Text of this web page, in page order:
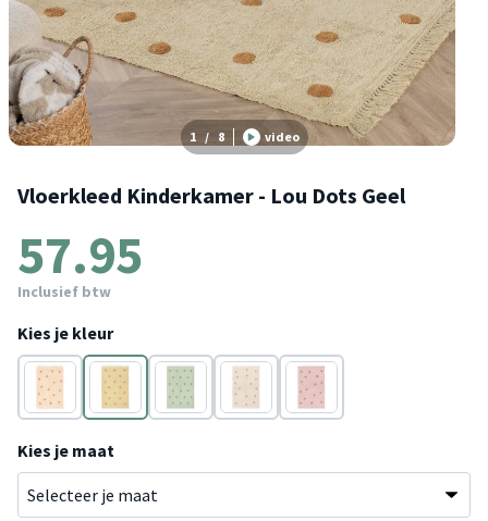
1 / 8 video
Vloerkleed Kinderkamer - Lou Dots Geel
57.95
Inclusief btw
Kies je kleur
TerracottaGeel Groen Taupe
Paars
Kies je maat